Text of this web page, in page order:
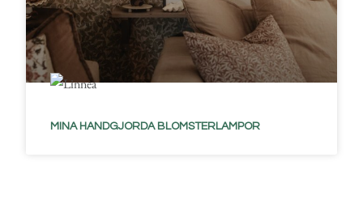
MINA HANDGJORDA BLOMSTERLAMPOR